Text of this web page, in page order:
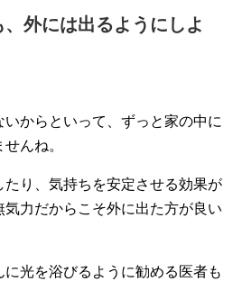
外には出るようにしよ
からといって、ずっと家の中に
んね。
たり、気持ちを安定させる効果が
力だからこそ外に出た方が良い
光を浴びるように勧める医者も